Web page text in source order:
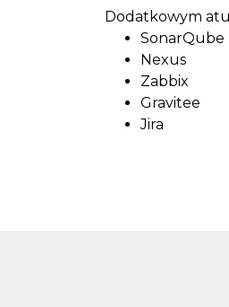
Dodatkowym
SonarQube
Nexus
Zabbix
Gravitee
Jira